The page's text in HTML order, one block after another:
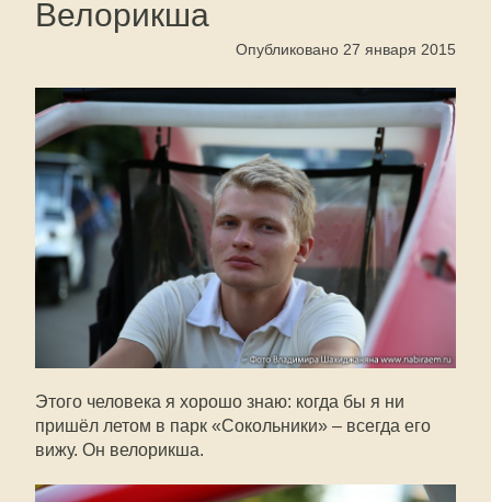
Велорикша
Опубликовано 27 января 2015
Этого человека я хорошо знаю: когда бы я ни
пришёл летом в парк «Сокольники» – всегда его
вижу. Он велорикша.